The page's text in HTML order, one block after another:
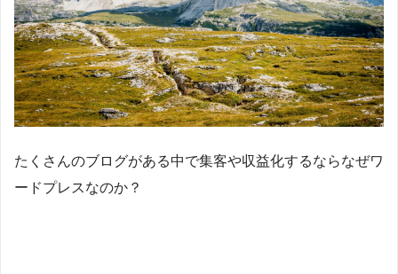
たくさんのブログがある中で集客や収益化するならなぜワ
ードプレスなのか？